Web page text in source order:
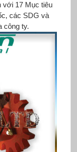
với 17 Mục tiêu
các SDG và
công ty.